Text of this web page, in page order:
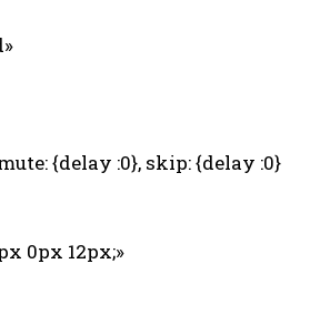
{delay :0}, skip: {delay :0}
0px 12px;»